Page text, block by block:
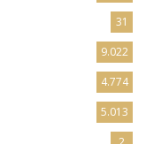
31
9.022
4.774
5.013